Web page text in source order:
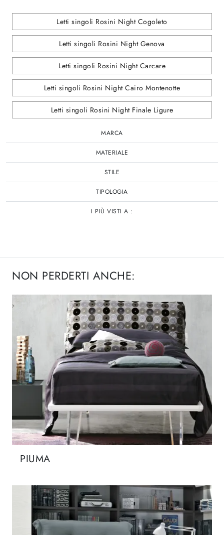
Letti singoli Rosini Night Cogoleto
Letti singoli Rosini Night Genova
Letti singoli Rosini Night Carcare
Letti singoli Rosini Night Cairo Montenotte
Letti singoli Rosini Night Finale Ligure
MARCA
MATERIALE
STILE
TIPOLOGIA
I PIÙ VISTI A :
NON PERDERTI ANCHE:
PIUMA